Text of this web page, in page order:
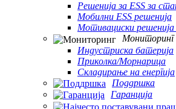
Решенија за ESS за
Мобилни ESS решенија
Мотивациски
Мониторинг
Индустриска батерија
Приколка/Морнарица
Складирање на енергија
Поддршка
Гаранција